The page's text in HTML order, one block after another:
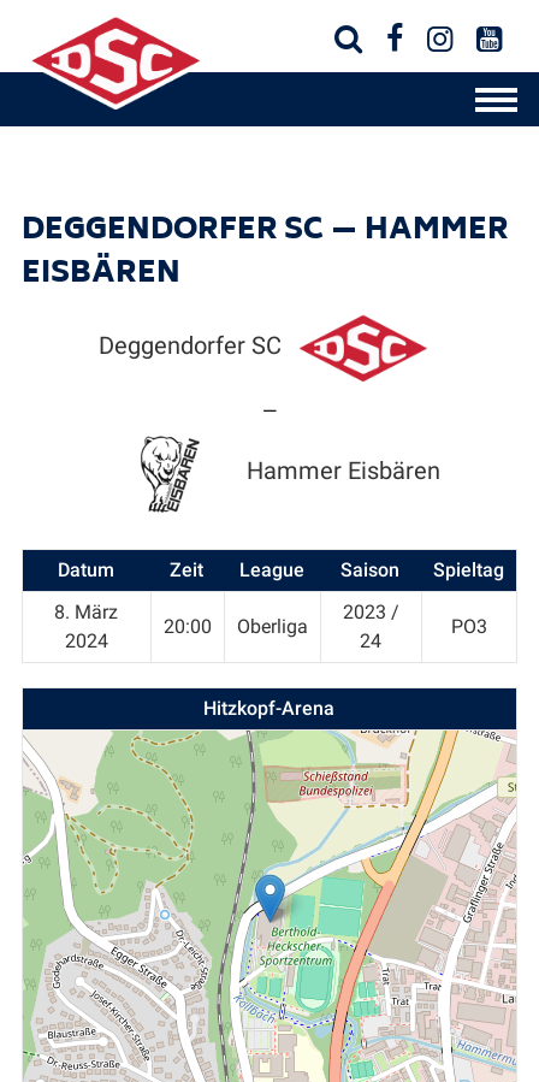
   
DEGGENDORFER SC — HAMMER
EISBÄREN
Deggendorfer SC
—
Hammer Eisbären
Datum Zeit League Saison
Spieltag
8. März
2024
20:00 Oberliga
2023 /
24
PO3
Hitzkopf-Arena